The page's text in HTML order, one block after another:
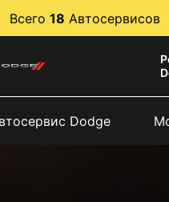
Всего 18 Автосервисов
Dodge